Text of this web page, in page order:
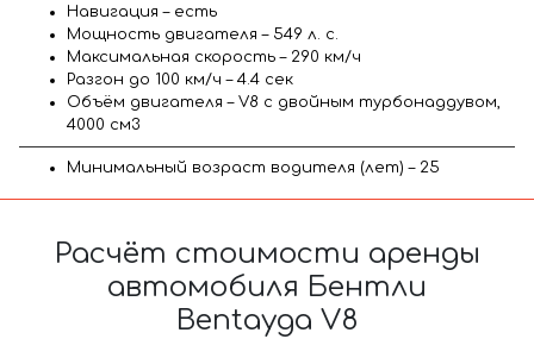
Навигация – есть
Мощность двигателя – 549 л. с.
Максимальная скорость – 290 км/ч
Разгон до 100 км/ч – 4.4 сек
Объём двигателя – V8 с двойным турбонаддувом,
4000 см3
Минимальный возраст водителя (лет) – 25
Расчёт стоимости аренды
автомобиля Бентли
Bentayga V8